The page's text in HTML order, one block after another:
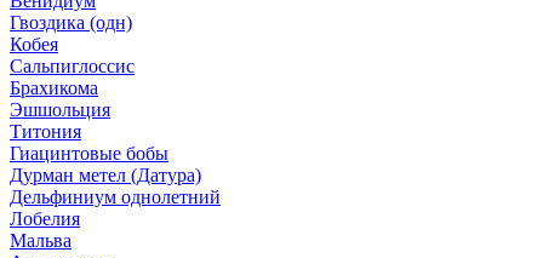
Гвоздика (одн)
Кобея
Сальпиглоссис
Брахикома
Эшшольция
Титония
Гиацинтовые бобы
Дурман метел (Датура)
Дельфиниум однолетний
Лобелия
Мальва